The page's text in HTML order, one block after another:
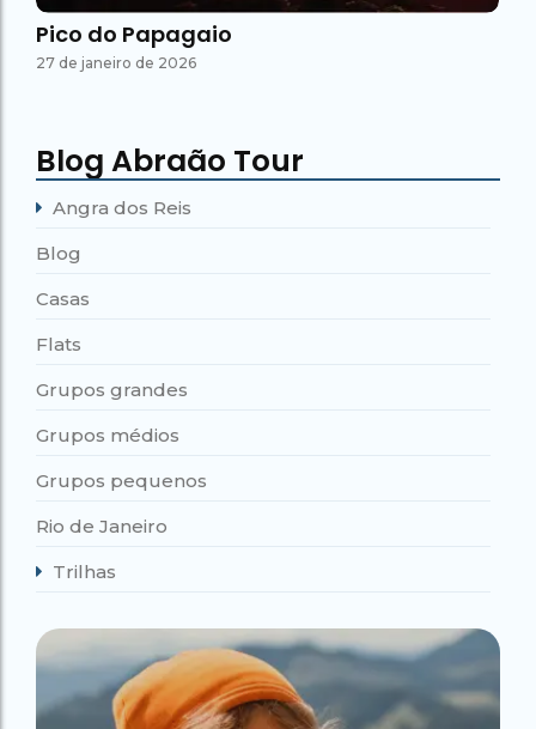
Pico do Papagaio
27 de janeiro de 2026
Blog Abraão Tour
Angra dos Reis
Blog
Casas
Flats
Grupos grandes
Grupos médios
Grupos pequenos
Rio de Janeiro
Trilhas